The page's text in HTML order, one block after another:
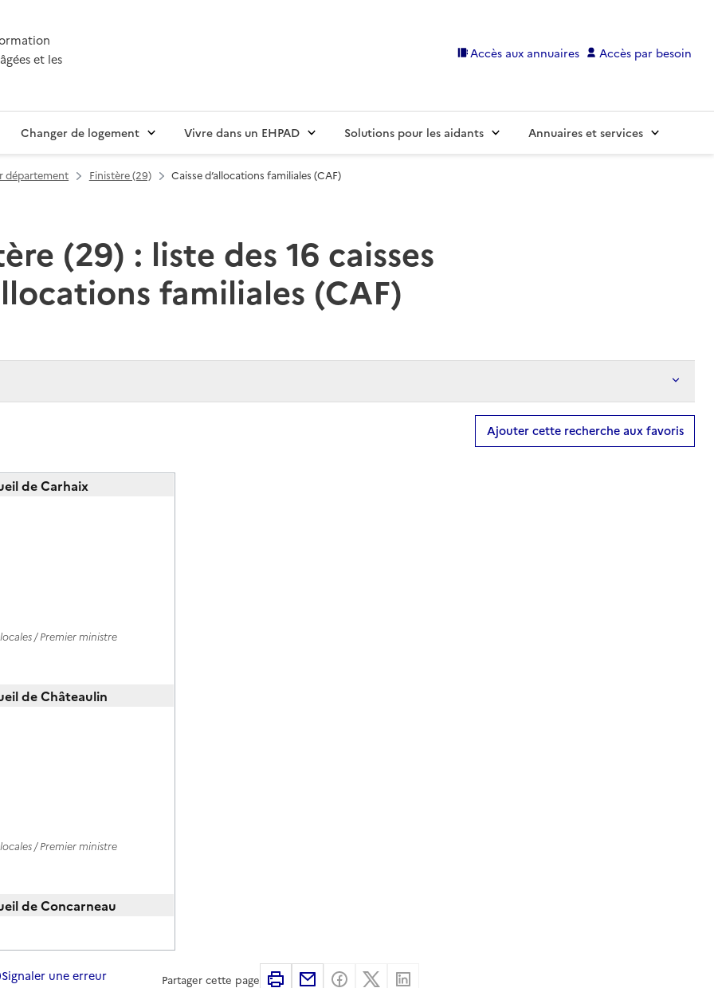
et les
Accès aux annuaires Accès par besoin
Changer de logement Vivre dans un EHPAD Solutions pour les aidants Annuaires et services
département Finistère (29) Caisse d’allocations familiales (CAF)
(29) : liste des 16 caisses
familiales (CAF)
Ajouter cette recherche aux favoris
de Carhaix
/ Premier ministre
de Châteaulin
/ Premier ministre
de Concarneau
Signaler une erreur Partager cette page ImprimerPartager par email
Partager sur Facebook
Partager sur X